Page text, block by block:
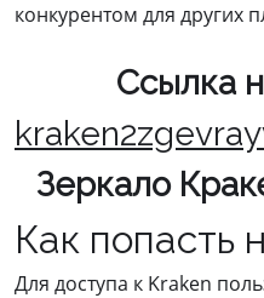
конкурентом для других
Cсылка
Зеркало
Как попасть
Для доступа к Kraken